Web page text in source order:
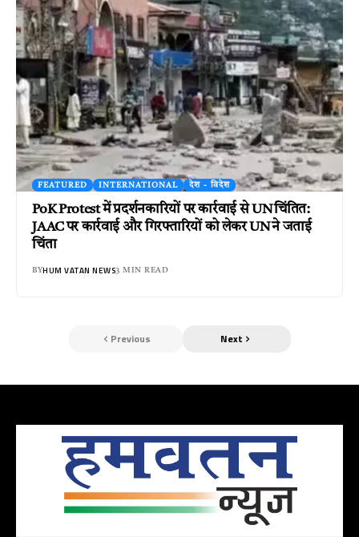
FEATURED INTERNATIONAL देश - विदेश
PoK Protest में प्रदर्शनकारियों पर कार्रवाई से UN चिंतित:
JAAC पर कार्रवाई और गिरफ्तारियों को लेकर UN ने जताई
चिंता
BYHUM VATAN NEWS3 MIN READ
Previous Next